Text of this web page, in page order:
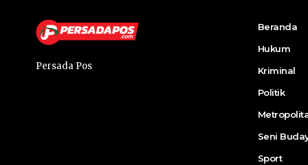
Persada Pos
Beranda
Hukum
Kriminal
Politik
Seni
Sport